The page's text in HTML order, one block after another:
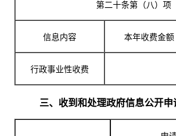
第二十条第（八）项
信息内容 本年收费金额
行政事业性收费
三、收到和处理政府信息公开申